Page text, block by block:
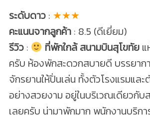
ระดับดาว: ★★★
คะแนนจากลูกค้า: 8.5 (ดีเยี่ยม)
รีวิว: ที่พักใกล้ สนามบินสุโขทัยแ
ครับ ห้องพักสะดวกสบายดี บรรยาก
จักรยานให้ปั่นเล่น ทั้งตัวโรงแรมแล
อย่างสวยงาม อยู่ในบริเวณเดียวกับ
เลยครับ น่ามาพักมาก พนักงานบริก